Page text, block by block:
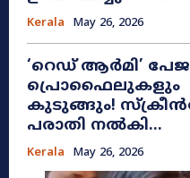
Kerala May 26, 2026
​‘റെഡ് ആർമി’
പ്രൊഫൈലുകളും
കുടുങ്ങും!
പരാതി നൽകി...
Kerala May 26, 2026